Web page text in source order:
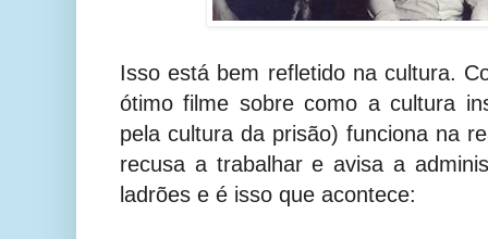
Isso está bem refletido na cultura.
ótimo filme sobre como a cultura
pela cultura da prisão) funciona na
recusa a trabalhar e avisa a
ladrões e é isso que acontece: